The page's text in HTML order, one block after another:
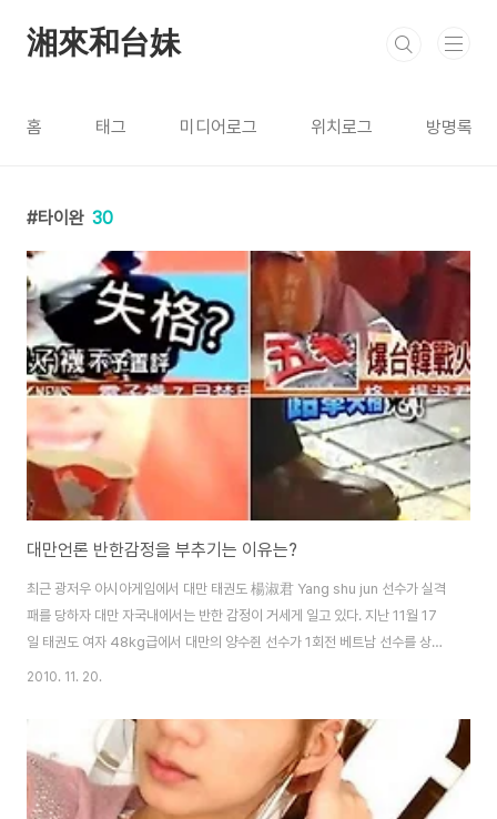
湘來和台妹
홈 태그 미디어로그 위치로그 방명록
타이완 30
대만언론 반한감정을 부추기는 이유는?
최근 광저우 아시아게임에서 대만 태권도 楊淑君 Yang shu jun 선수가 실격
패를 당하자 대만 자국내에서는 반한 감정이 거세게 일고 있다. 지난 11월 17
일 태권도 여자 48kg급에서 대만의 양수쥔 선수가 1회전 베트남 선수를 상대
로 12-0으로 앞서던 중 경기 종료 12초를 남기고 실격패를 당했다. 이로 인해
고 있는 상황이다. 지인에게 들어보면 한국사람이 티 안나게 조심히 다닌다고
밥먹으로 다니기도 힘들다고 이야길 하고 있는 상황이다. '소녀시대가 사과해
도 소용없다'는 방송사 아나운서 멘트로 인해 애꿎은 한류 걸그룹에게 불똥이
튀는가 하면, "대만팀의 속임수가 사람을 놀라게 한다"는 보도자료를 낸 아시
2010. 11. 20.